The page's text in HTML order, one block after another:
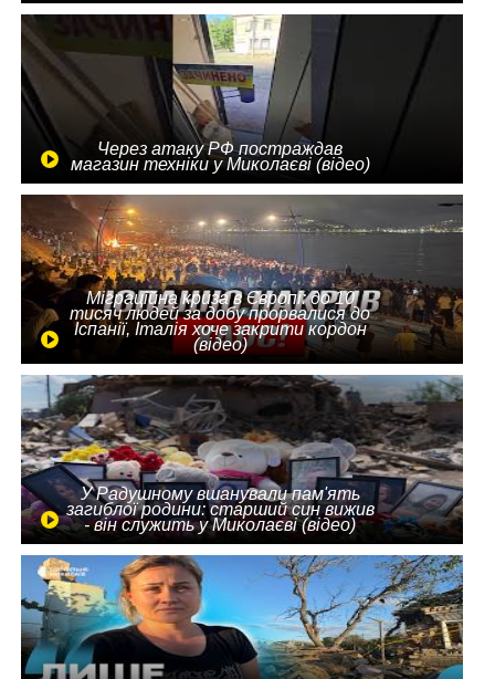
Через атаку РФ постраждав
магазин техніки у Миколаєві (відео)
Міграційна криза в Європі: до 10
тисяч людей за добу прорвалися до
Іспанії, Італія хоче закрити кордон
(відео)
У Радушному вшанували пам'ять
загиблої родини: старший син вижив
- він служить у Миколаєві (відео)